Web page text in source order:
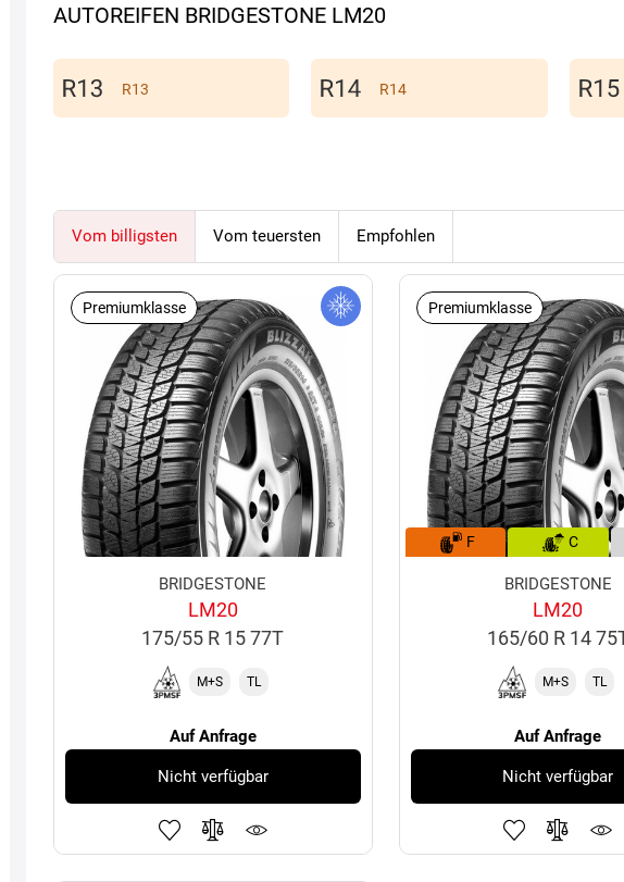
AUTOREIFEN BRIDGESTONE LM20
R13 R14
Vom billigsten Vom teuersten Empfohlen
Premiumklasse
BRIDGESTONE
LM20
175/55 R 15 77T
M+S TL
Auf Anfrage
Nicht verfügbar
Premiumklasse
F C
BRIDGESTONE
LM20
165/60 R 14
M+S TL
Auf Anfrage
Nicht verfügbar